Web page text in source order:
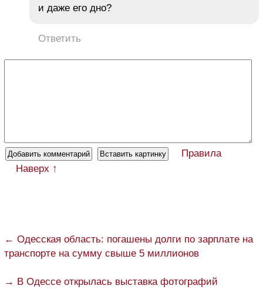
и даже его дно?
Ответить
Правила
Наверх ↑
← Одесская область: погашены долги по зарплате на
транспорте на сумму свыше 5 миллионов
→ В Одессе открылась выставка фотографий